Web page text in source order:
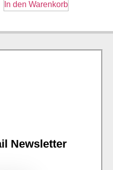
In den Warenkorb
Newsletter